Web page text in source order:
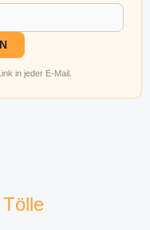
in jeder E-Mail.